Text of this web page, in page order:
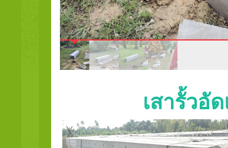
เสารั้วอั